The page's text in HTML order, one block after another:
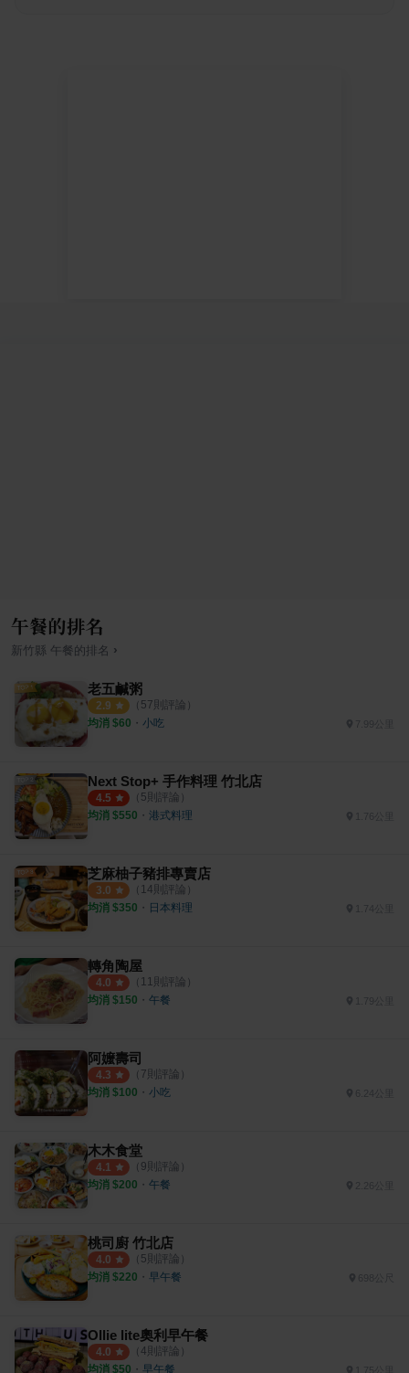
午餐的排名
新竹縣 午餐的排名 ›
老五鹹粥
2.9 （ 57則評論）
均消 $60 ・ 小吃
Next Stop+ 手作料理 竹北店
4.5 （ 5則評論）
均消 $550 ・ 港式料理
芝麻柚子豬排專賣店
3.0 （ 14則評論）
均消 $350 ・ 日本料理 1.74公里
轉角陶屋
4.0 （ 11則評論）
均消 $150 ・ 午餐
阿嬤壽司
4.3 （ 7則評論）
均消 $100 ・ 小吃 6.24公里
木木食堂
4.1 （ 9則評論）
均消 $200 ・ 午餐
桃司廚 竹北店
4.0 （ 5則評論）
均消 $220 ・ 早午餐
Ollie lite奧利早午餐
4.0 （ 4則評論）
均消 $50 ・ 早午餐 1.75公里